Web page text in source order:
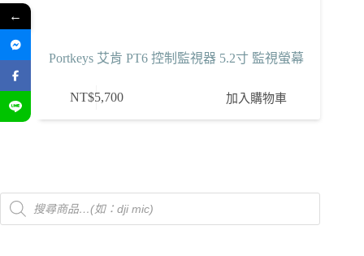
Portkeys 艾肯 PT6 控制監視器 5.2寸 監視螢幕
NT$5,700 加入購物車
Products
search
←